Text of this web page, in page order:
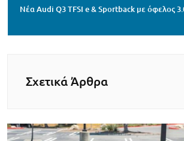
Νέα Audi Q3 TFSI e & Sportback με όφελος
Σχετικά Άρθρα